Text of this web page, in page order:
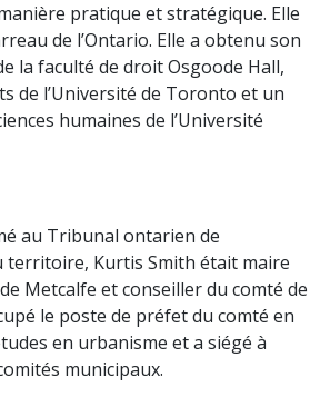
pratique et stratégique. Elle
de l’Ontario. Elle a obtenu son
la faculté de droit Osgoode Hall,
de l’Université de Toronto et un
humaines de l’Université
au Tribunal ontarien de
territoire, Kurtis Smith était maire
Metcalfe et conseiller du comté de
le poste de préfet du comté en
en urbanisme et a siégé à
municipaux.